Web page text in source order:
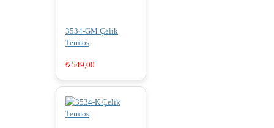
3534-GM Çelik
Termos
₺ 549,00